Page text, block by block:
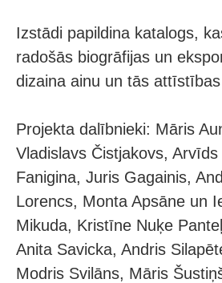
Izstādi papildina katalogs,
radošās biogrāfijas un
dizaina ainu un tās
Projekta dalībnieki: Māris
Vladislavs Čistjakovs,
Fanigina, Juris Gagainis,
Lorencs, Monta Apsāne un
Mikuda, Kristīne Nuķe
Anita Savicka, Andris
Modris Svilāns, Māris